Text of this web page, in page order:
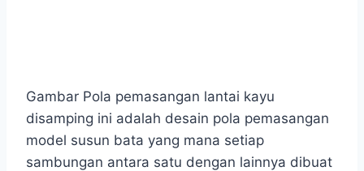
Gambar Pola pemasangan lantai kayu
disamping ini adalah desain pola pemasangan
model susun bata yang mana setiap
sambungan antara satu dengan lainnya dibuat